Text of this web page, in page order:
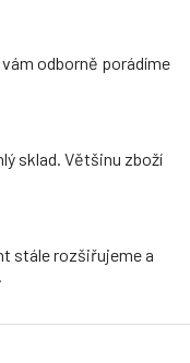
odborně porádíme
sklad. Většinu zboží
stále rozšiřujeme a